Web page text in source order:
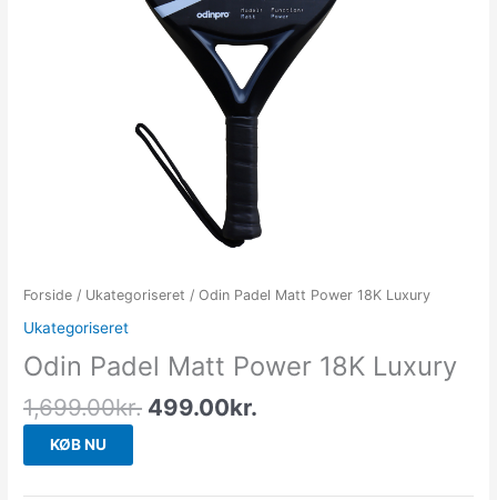
Forside / Ukategoriseret / Odin Padel Matt Power 18K Luxury
Ukategoriseret
Odin Padel Matt Power 18K Luxury
1,699.00kr. 499.00kr.
KØB NU